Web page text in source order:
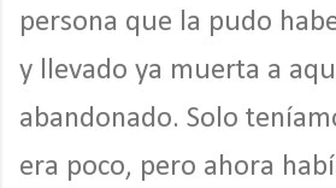
persona que la pudo
y llevado ya muerta a
abandonado. Solo
era poco, pero ahora